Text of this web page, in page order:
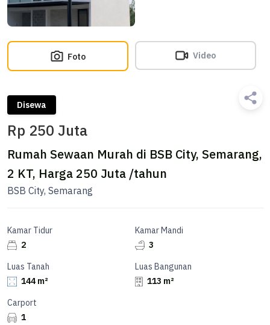
Foto Video
Disewa
Rp 250 Juta
Rumah Sewaan Murah di BSB City, Semarang,
2 KT, Harga 250 Juta /tahun
BSB City, Semarang
Kamar Tidur
2
Kamar Mandi
3
Luas Tanah
144 m²
Luas Bangunan
113 m²
Carport
1